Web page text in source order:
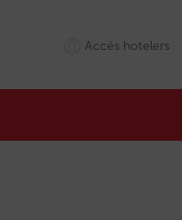
Accés hotelers